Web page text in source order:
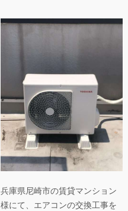
兵庫県尼崎市の賃貸マンション
様にて、エアコンの交換工事を